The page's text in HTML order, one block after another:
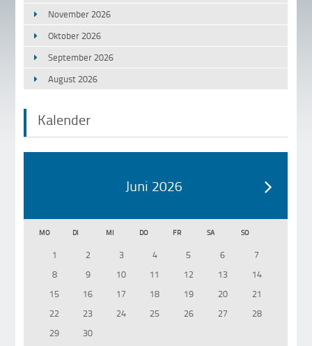
November 2026
Oktober 2026
September 2026
August 2026
Kalender
Juni 2026
MO DI MI DO FR SA SO
1 2 3 4 5 6
7
8
9 10 11 12 13
14
15
16 17 18 19 20
21
22
23 24 25 26 27
28
29
30